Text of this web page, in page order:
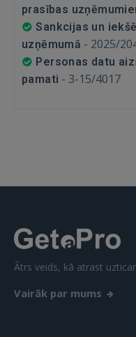
prasības
Sankcijas un
uzņēmumā - 2025/
Personas datu
pamati - 3-15/4017
Ātrs veids, kā atrast
Vairāk par mums